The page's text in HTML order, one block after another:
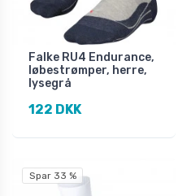
Falke RU4 Endurance,
løbestrømper, herre,
lysegrå
122 DKK
Spar 33 %